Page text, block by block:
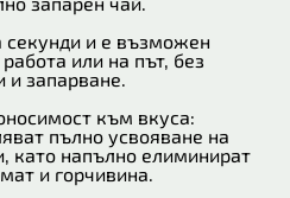
секунди и е възможен
или на път, без
запарване.
към вкуса:
пълно усвояване на
като напълно елиминират
и горчивина.